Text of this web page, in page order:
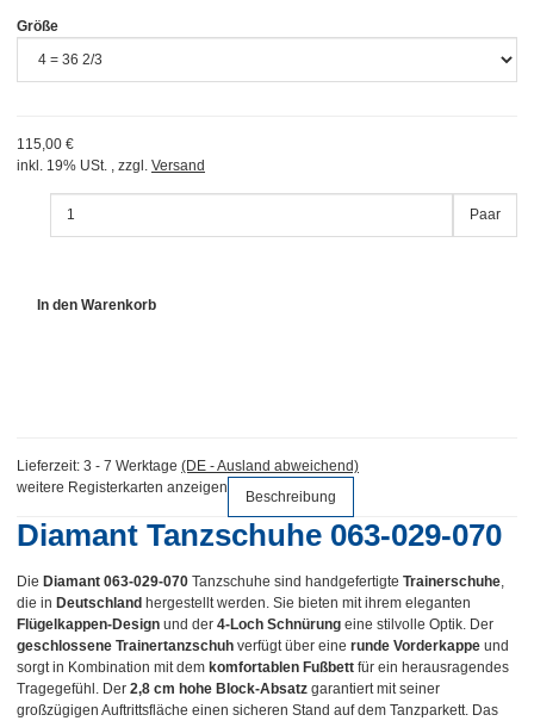
Größe
115,00 €
inkl. 19% USt. , zzgl. Versand
Paar
In den Warenkorb
Lieferzeit: 3 - 7 Werktage (DE - Ausland abweichend)
weitere Registerkarten anzeigen
Beschreibung
Diamant Tanzschuhe 063-029-070
Die Diamant 063-029-070 Tanzschuhe sind handgefertigte Trainerschuhe,
die in Deutschland hergestellt werden. Sie bieten mit ihrem eleganten
Flügelkappen-Design und der 4-Loch Schnürung eine stilvolle Optik. Der
geschlossene Trainertanzschuh verfügt über eine runde Vorderkappe und
sorgt in Kombination mit dem komfortablen Fußbett für ein herausragendes
Tragegefühl. Der 2,8 cm hohe Block-Absatz garantiert mit seiner
großzügigen Auftrittsfläche einen sicheren Stand auf dem Tanzparkett. Das